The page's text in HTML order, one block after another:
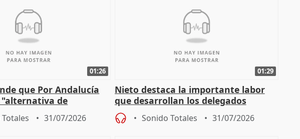
01:26
que Por Andalucía
de
su labor de oposición
31/07/2026
01:29
Nieto destaca la importante labor
que desarrollan los delegados
territoriales de la Junta
Sonido Totales 31/07/2026